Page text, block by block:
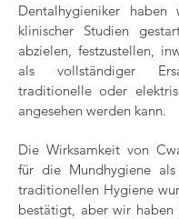
Dentalhygieniker
klinischer Studien
abzielen, festzustellen,
als vollständiger
traditionelle oder
angesehen werden kann.
Die Wirksamkeit von
für die Mundhygiene als
traditionellen Hygiene
bestätigt, aber wir haben